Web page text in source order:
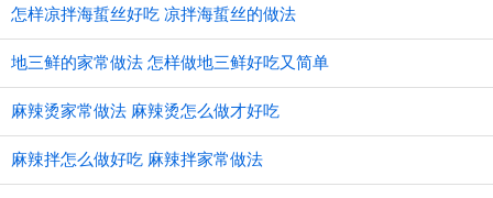
怎样凉拌海蜇丝好吃 凉拌海蜇丝的做法
地三鲜的家常做法 怎样做地三鲜好吃又简单
麻辣烫家常做法 麻辣烫怎么做才好吃
麻辣拌怎么做好吃 麻辣拌家常做法